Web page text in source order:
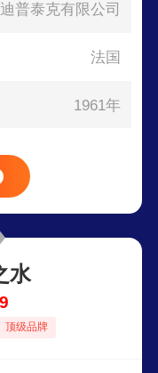
迪普泰克有限公司
法国
1961年
水
9
顶级品牌